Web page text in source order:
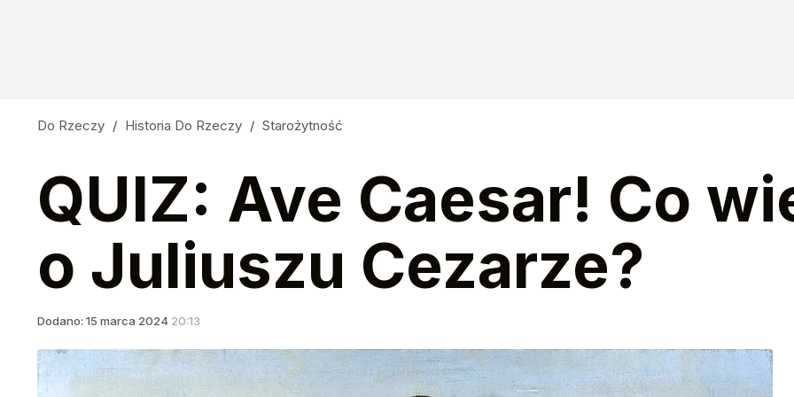
Do Rzeczy / Historia Do Rzeczy / Starożytność
QUIZ: Ave Caesar! Co
o Juliuszu Cezarze?
Dodano: 15 marca 2024 20:13